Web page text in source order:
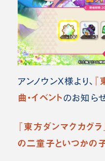
アンノウンX様より、
曲・イベント のお知ら
『東方ダンマクカグラ
の二童子といつかの